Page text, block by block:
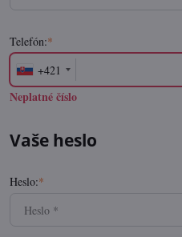
Telefón:*
+421
Neplatné číslo
Vaše heslo
Heslo:*